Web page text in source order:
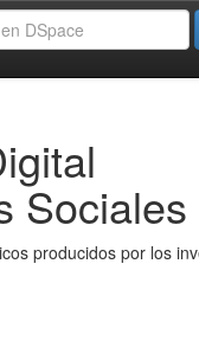
Sociales
producidos por los